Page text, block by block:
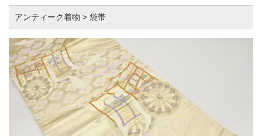
アンティーク着物 > 袋帯